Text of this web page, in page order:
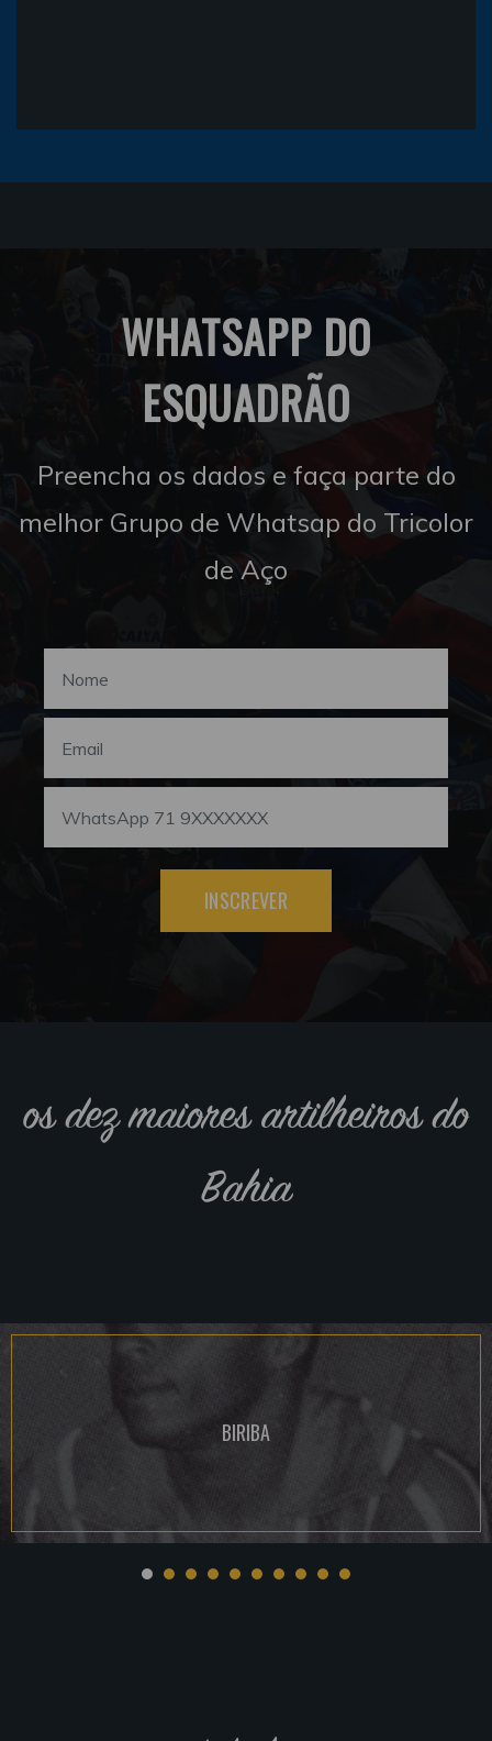
WHATSAPP DO
ESQUADRÃO
Preencha os dados e faça parte do
melhor Grupo de Whatsap do Tricolor
de Aço
INSCREVER
os dez maiores artilheiros do
Bahia
BIRIBA